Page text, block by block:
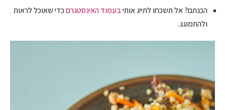
הכנתם? אל תשכחו לתייג אותיבעמוד האינסטגרםכדי שאוכל לראות
ולהתמוגג.